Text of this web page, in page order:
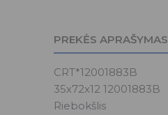
PREKĖS APRAŠYMAS
CRT*12001883B
35x72x12 12001883B
Riebokšlis